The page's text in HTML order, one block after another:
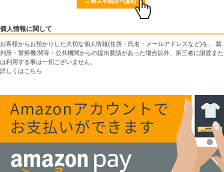
個人情報に関して
お客様からお預かりした大切な個人情報(住所・氏名・メールアドレスなど)を、 裁
判所・警察機 関等・公共機関からの提出要請があった場合以外、第三者に譲渡また
は利用する事は一切ございません。
詳しくはこちら